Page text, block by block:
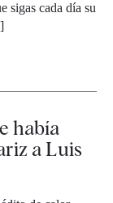
sigas cada día su
había
a Luis